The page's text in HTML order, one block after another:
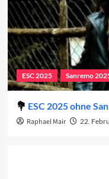
ESC 2025 Sanremo
ESC 2025 ohne
Raphael Mair 22.